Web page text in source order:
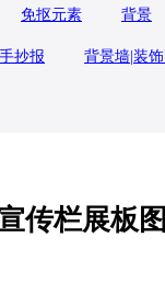
免抠元素 背景
手抄报 背景墙|装
传栏展板